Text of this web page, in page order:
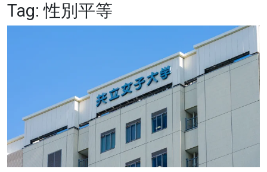
健康
名家榜
灼見活動
Tag: 性別平等